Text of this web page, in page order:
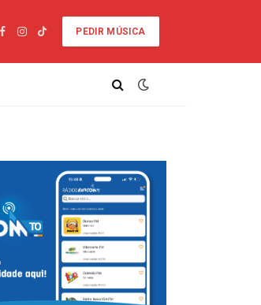
Facebook
Instagram
TikTok
PEDIR MÚSICA